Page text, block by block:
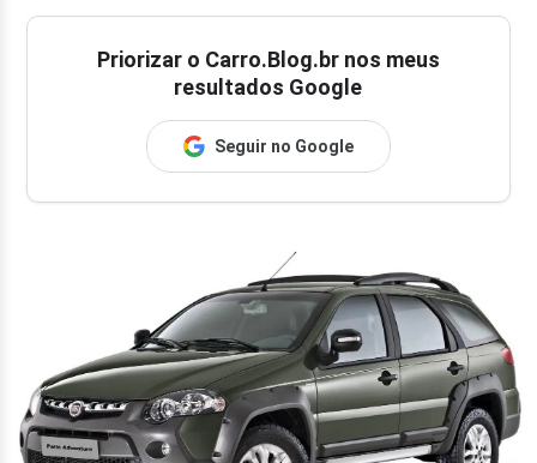
Priorizar o Carro.Blog.br nos meus
resultados Google
Seguir no Google